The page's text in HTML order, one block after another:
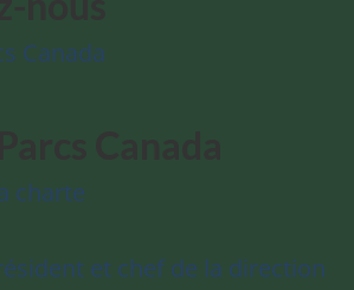
Canada
charte
et chef de la direction